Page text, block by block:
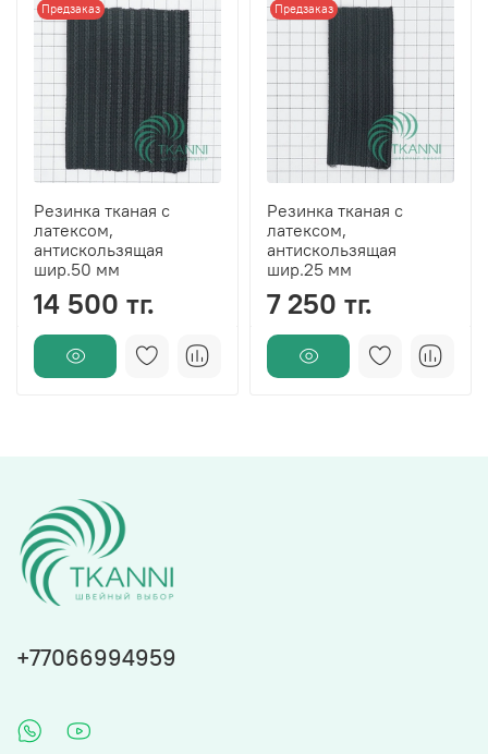
Предзаказ
Резинка тканая с
латексом,
антискользящая
шир.50 мм
14 500 тг.
Предзаказ
Резинка тканая с
латексом,
антискользящая
шир.25 мм
7 250 тг.
+77066994959